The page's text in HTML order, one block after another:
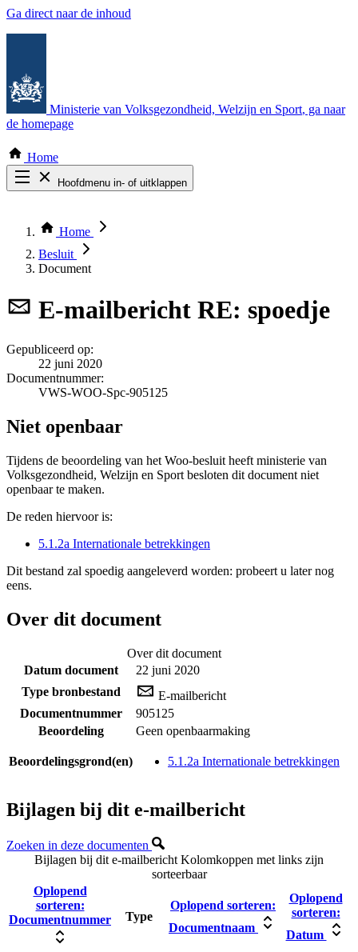
Ga direct naar de inhoud
Ministerie van Volksgezondheid, Welzijn en Sport, ga naar
de homepage
Home
Hoofdmenu in- of uitklappen
Thema COVID-19
Bekijk per bestuursorgaan
Home
Besluit
Document
E-mailbericht RE: spoedje
Gepubliceerd op:
22 juni 2020
Documentnummer:
VWS-WOO-Spc-905125
Niet openbaar
Tijdens de beoordeling van het Woo-besluit heeft ministerie van
Volksgezondheid, Welzijn en Sport besloten dit document niet
openbaar te maken.
De reden hiervoor is:
5.1.2a Internationale betrekkingen
Dit bestand zal spoedig aangeleverd worden: probeert u later nog
eens.
Over dit document
Over dit document
Datum document
22 juni 2020
Type bronbestand
E-mailbericht
Documentnummer
905125
Beoordeling
Geen openbaarmaking
Beoordelingsgrond(en) 5.1.2a Internationale betrekkingen
Bijlagen bij dit e-mailbericht
Zoeken in deze documenten
Bijlagen bij dit e-mailbericht Kolomkoppen met links zijn
sorteerbaar
Oplopend
sorteren:
Documentnummer
Type
Oplopend sorteren:
Documentnaam
Oplopend
sorteren:
Datum